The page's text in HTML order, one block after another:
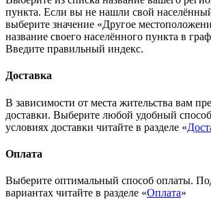
пункта. Если вы не нашли свой
выберите значение «Другое
название своего населённого пункта в
Введите правильный индекс.
Доставка
В зависимости от места жительства вам
доставки. Выберите любой удобный
условиях доставки читайте в разделе «
Оплата
Выберите оптимальный способ оплаты.
вариантах читайте в разделе «Оплата»